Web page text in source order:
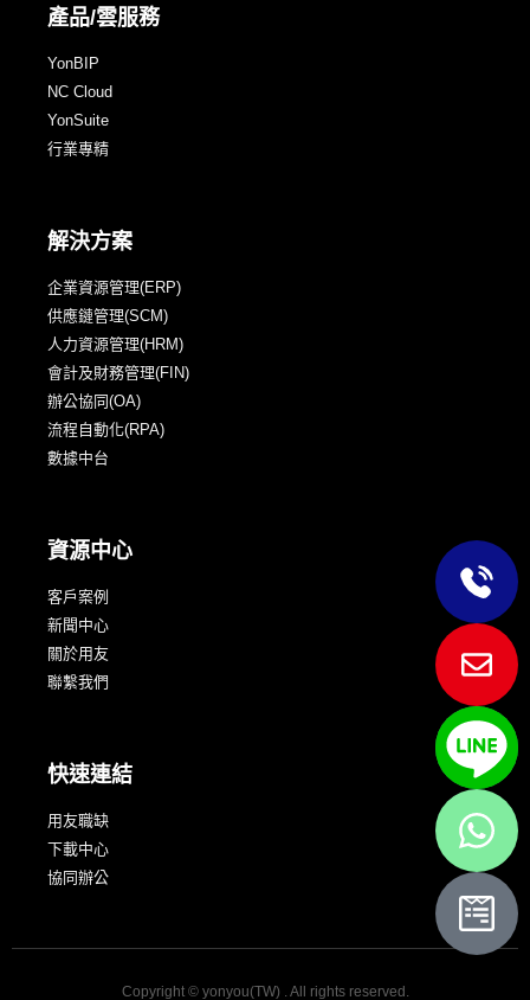
產品/雲服務
YonBIP
NC Cloud
YonSuite
行業專精
解決方案
企業資源管理(ERP)
供應鏈管理(SCM)
人力資源管理(HRM)
會計及財務管理(FIN)
辦公協同(OA)
流程自動化(RPA)
數據中台
資源中心
客戶案例
新聞中心
關於用友
聯繫我們
快速連結
用友職缺
下載中心
協同辦公
Copyright © yonyou(TW) . All rights reserved.